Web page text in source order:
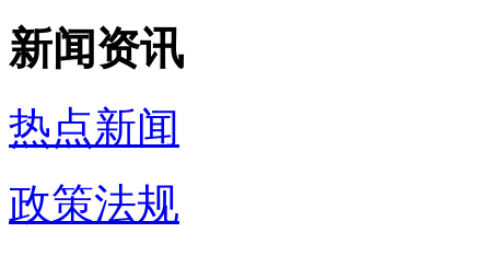
新闻资讯
热点新闻
政策法规